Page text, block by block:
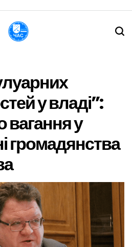
у владі”:
вагання у
громадянства